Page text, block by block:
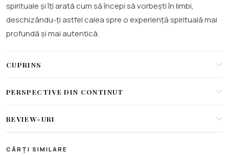
spirituale și îți arată cum să începi să vorbești în limbi,
deschizându-ți astfel calea spre o experiență spirituală mai
profundă și mai autentică.
CUPRINS
PERSPECTIVE DIN CONTINUT
REVIEW-URI
CĂRȚI SIMILARE